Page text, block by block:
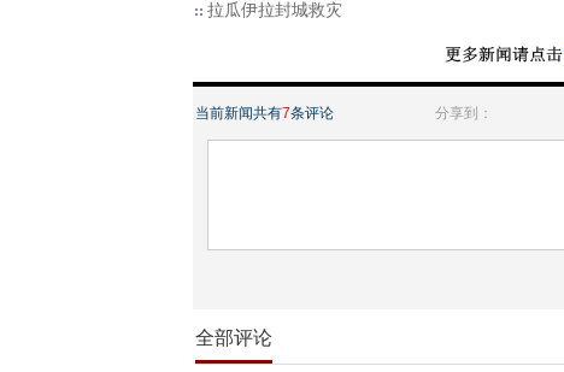
拉瓜伊拉封城救灾
当前新闻共有7条评论 分享到：
全部评论